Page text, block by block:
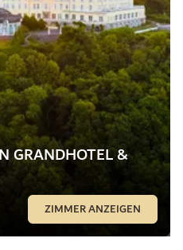
GRANDHOTEL &
ZIMMER ANZEIGEN